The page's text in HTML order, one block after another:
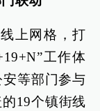
上网格，打
工作体
等部门参与
19个镇街线